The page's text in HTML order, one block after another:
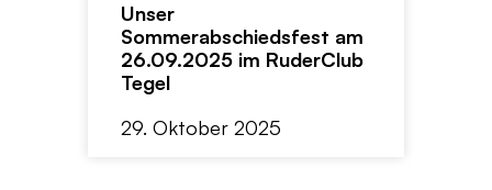
Unser
Sommerabschiedsfest am
26.09.2025 im RuderClub
Tegel
29. Oktober 2025